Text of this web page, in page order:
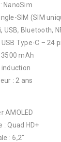
NanoSim
SIM (SIM
USB, Bluetooth,
Type-C – 24
mAh
induction
: 2 ans
AMOLED
: Quad HD+
: 6,2″